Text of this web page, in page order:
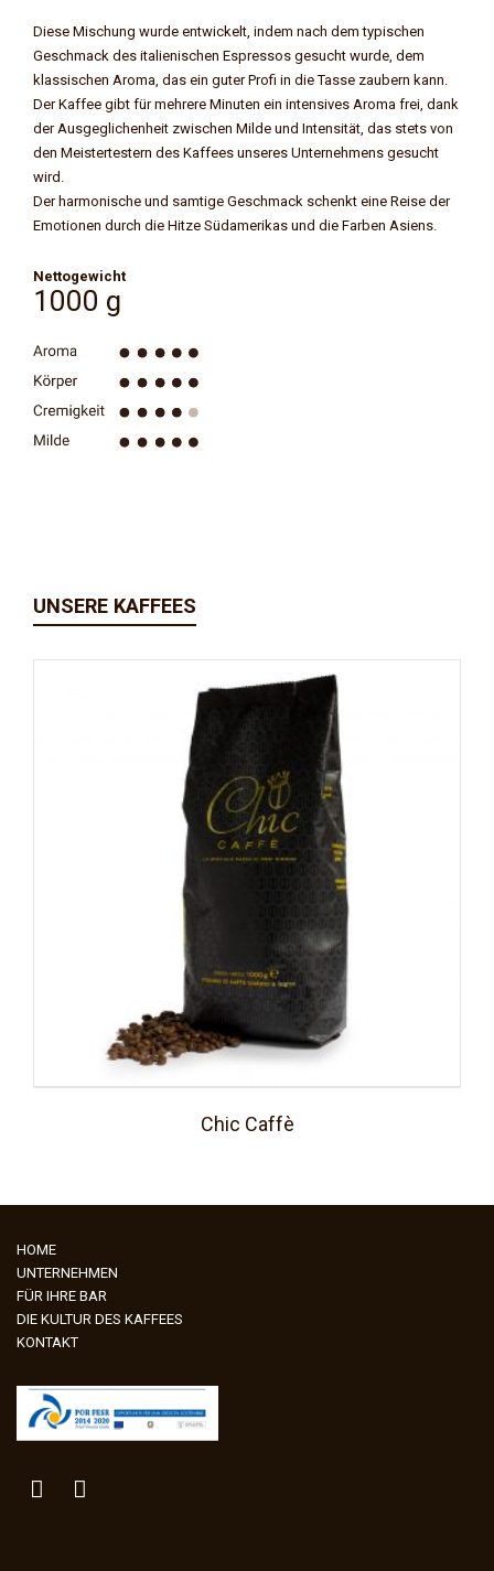
Diese Mischung wurde entwickelt, indem nach dem typischen
Geschmack des italienischen Espressos gesucht wurde, dem
klassischen Aroma, das ein guter Profi in die Tasse zaubern kann.
Der Kaffee gibt für mehrere Minuten ein intensives Aroma frei, dank
der Ausgeglichenheit zwischen Milde und Intensität, das stets von
den Meistertestern des Kaffees unseres Unternehmens gesucht
wird.
Der harmonische und samtige Geschmack schenkt eine Reise der
Emotionen durch die Hitze Südamerikas und die Farben Asiens.
Nettogewicht
1000 g
UNSERE KAFFEES
Chic Caffè
HOME
UNTERNEHMEN
FÜR IHRE BAR
DIE KULTUR DES KAFFEES
KONTAKT